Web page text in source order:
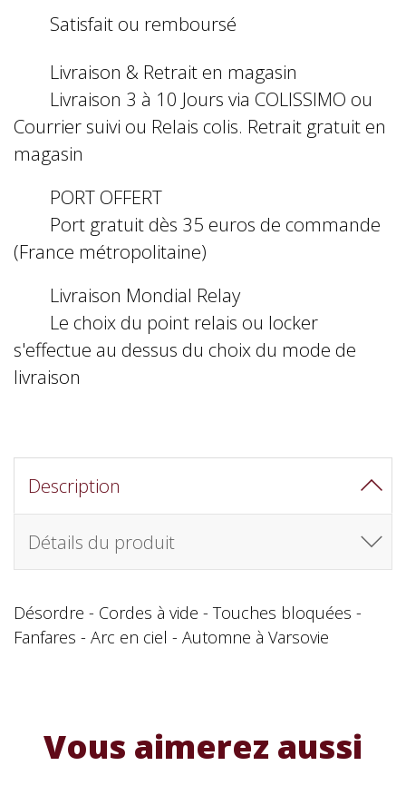
Satisfait ou remboursé
Livraison & Retrait en magasin
Livraison 3 à 10 Jours via COLISSIMO ou
Courrier suivi ou Relais colis. Retrait gratuit en
magasin
PORT OFFERT
Port gratuit dès 35 euros de commande
(France métropolitaine)
Livraison Mondial Relay
Le choix du point relais ou locker
s'effectue au dessus du choix du mode de
livraison
Description
Détails du produit
Désordre - Cordes à vide - Touches bloquées -
Fanfares - Arc en ciel - Automne à Varsovie
Vous aimerez aussi